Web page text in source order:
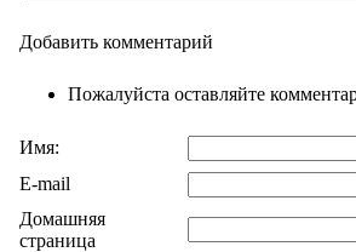
Добавить комментарий
Пожалуйста оставляйте
Имя:
E-mail
Домашняя
страница